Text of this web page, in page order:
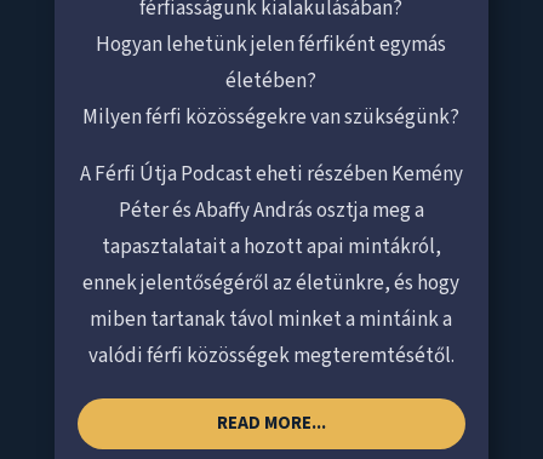
férfiasságunk kialakulásában?
Hogyan lehetünk jelen férfiként egymás
életében?
Milyen férfi közösségekre van szükségünk?
A Férfi Útja Podcast eheti részében Kemény
Péter és Abaffy András osztja meg a
tapasztalatait a hozott apai mintákról,
ennek jelentőségéről az életünkre, és hogy
miben tartanak távol minket a mintáink a
valódi férfi közösségek megteremtésétől.
READ MORE...